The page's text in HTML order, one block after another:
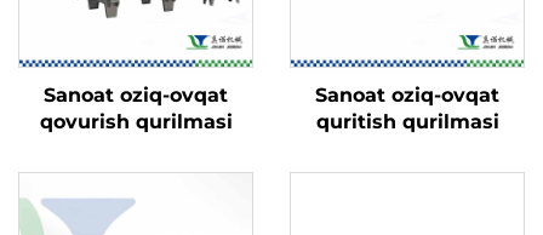
Sanoat oziq-ovqat
qovurish qurilmasi
Sanoat oziq-ovqat
quritish qurilmasi